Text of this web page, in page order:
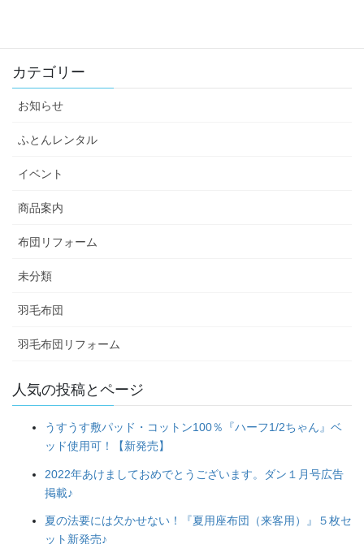
カテゴリー
お知らせ
ふとんレンタル
イベント
商品案内
布団リフォーム
未分類
羽毛布団
羽毛布団リフォーム
人気の投稿とページ
うすうす敷パッド・コットン100％『ハーフ1/2ちゃん』ベ
ッド使用可！【新発売】
2022年あけましておめでとうございます。ダン１月号広告
掲載♪
夏の法要には欠かせない！『夏用座布団（来客用）』５枚セ
ット新発売♪